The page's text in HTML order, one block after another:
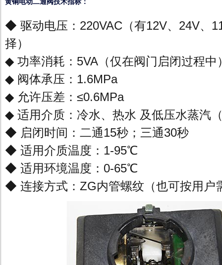
◆ 驱动电压：220VAC（有12V、24V、
择）
◆ 功率消耗：5VA（仅在阀门启闭过程中
◆ 阀体承压：1.6MPa
◆ 允许压差：≤0.6MPa
◆ 适用介质：冷水、热水 及低压水蒸汽
◆ 启闭时间：二通15秒；三通30秒
◆ 适用介质温度：1-95℃
◆ 适用环境温度：0-65℃
◆ 连接方式：ZG内管螺纹（也可按用户